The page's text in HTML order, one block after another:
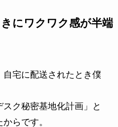
にワクワク感が半端
宅に配送されたとき僕
スク秘密基地化計画」
と
らです。